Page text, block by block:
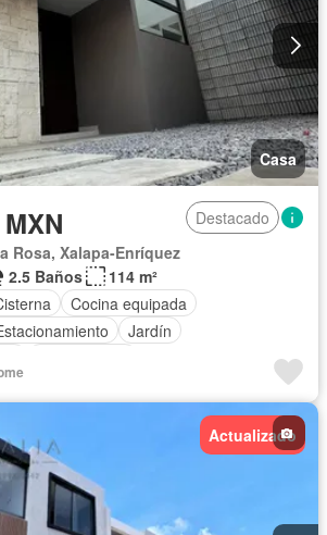
Casa
Destacado
Rosa, Xalapa-Enríquez
2.5 Baños
114 m²
Cocina equipada
Jardín
Actualizado